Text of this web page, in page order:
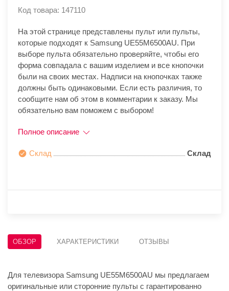
Код товара: 147110
На этой странице представлены пульт или пульты,
которые подходят к Samsung UE55M6500AU. При
выборе пульта обязательно проверяйте, чтобы его
форма совпадала с вашим изделием и все кнопочки
были на своих местах. Надписи на кнопочках также
должны быть одинаковыми. Если есть различия, то
сообщите нам об этом в комментарии к заказу. Мы
обязательно вам поможем с выбором!
Полное описание
Склад Склад
ОБЗОР ХАРАКТЕРИСТИКИ ОТЗЫВЫ
Для телевизора Samsung UE55M6500AU мы предлагаем
оригинальные или сторонние пульты с гарантированно